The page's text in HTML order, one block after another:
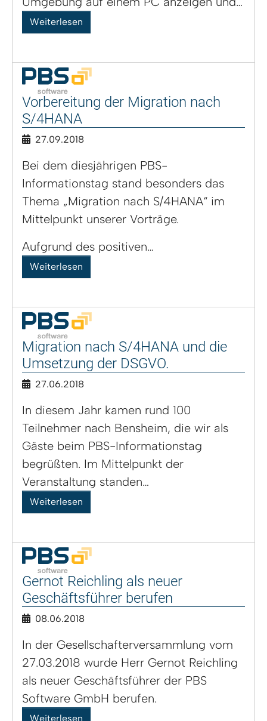
Weiterlesen
Vorbereitung der Migration nach
S/4HANA
27.09.2018
Bei dem diesjährigen PBS-
Informationstag stand besonders das
Thema „Migration nach S/4HANA“ im
Mittelpunkt unserer Vorträge.
Aufgrund des positiven…
Weiterlesen
Migration nach S/4HANA und die
Umsetzung der DSGVO.
27.06.2018
In diesem Jahr kamen rund 100
Teilnehmer nach Bensheim, die wir als
Gäste beim PBS-Informationstag
begrüßten. Im Mittelpunkt der
Veranstaltung standen…
Weiterlesen
Gernot Reichling als neuer
Geschäftsführer berufen
08.06.2018
In der Gesellschafterversammlung vom
27.03.2018 wurde Herr Gernot Reichling
als neuer Geschäftsführer der PBS
Software GmbH berufen.
Weiterlesen